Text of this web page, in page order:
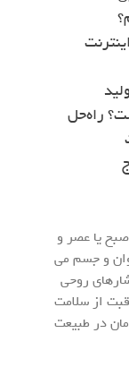
راه‌حل
یا عصر و
و جسم می
روحی
از سلامت
در طبیعت